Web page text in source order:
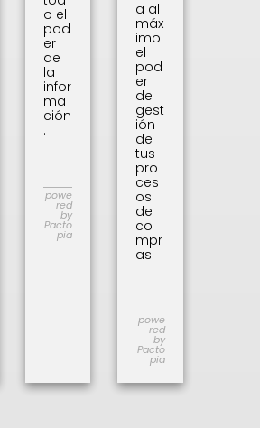
o el
pod
er
de
la
infor
ma
ción
.
powe
red
by
Pacto
pia
a al
máx
imo
el
pod
er
de
gest
ión
de
tus
pro
ces
os
de
co
mpr
as.
powe
red
by
Pacto
pia